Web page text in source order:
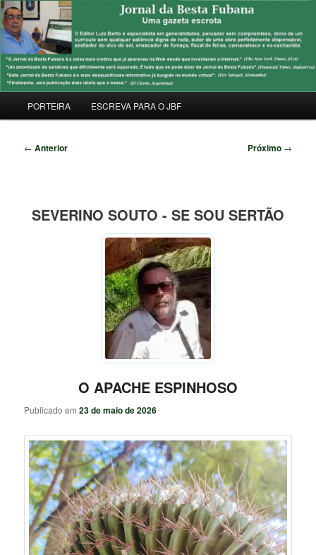
Pular
para
o
conteúdo
principalJORNAL DA BESTA FUBANA
Uma Gazeta Escrota
principal
PORTEIRA ESCREVA PARA O JBF
Navegação
← Anterior Próximo →
SEVERINO SOUTO - SE SOU SERTÃO
O APACHE ESPINHOSO
Publicado em23 de maio de 2026